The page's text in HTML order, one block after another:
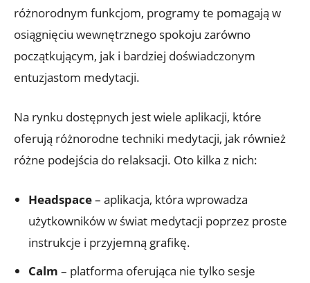
różnorodnym funkcjom, programy te pomagają w
osiągnięciu wewnętrznego spokoju zarówno
początkującym, jak i bardziej doświadczonym
entuzjastom medytacji.
Na rynku dostępnych jest wiele aplikacji, które
oferują różnorodne techniki medytacji, jak również
różne podejścia do relaksacji. Oto kilka z nich:
Headspace– aplikacja, która wprowadza
użytkowników w świat medytacji poprzez proste
instrukcje i przyjemną grafikę.
Calm – platforma oferująca nie tylko sesje